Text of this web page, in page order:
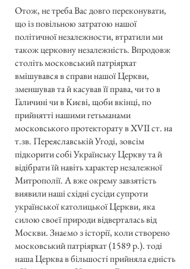
Отож, не треба Вас довго переконувати,
що із повільною затратою нашої
політичної незалежности, втратили ми
також церковну незалежність. Впродовж
століть московський патріярхат
вмішувався в справи нашої Церкви,
зменшував та й касував її права, чи то в
Галичині чи в Києві, щоби вкінці, по
прийнятті нашими гетьманами
московського протекторату в XVII ст. на
т.зв. Переяславській Угоді, зовсім
підкорити собі Українську Церкву та й
відібрати їй навіть характер незалежної
Митрополії. А вже окрему завзятість
виявили наші східні сусіди супроти
української католицької Церкви, яка
силою своєї природи відверталась від
Москви. Знаємо з історії, коли створено
московський патріярхат (1589 р.). тоді
наша Церква в більшості прийняла єдність